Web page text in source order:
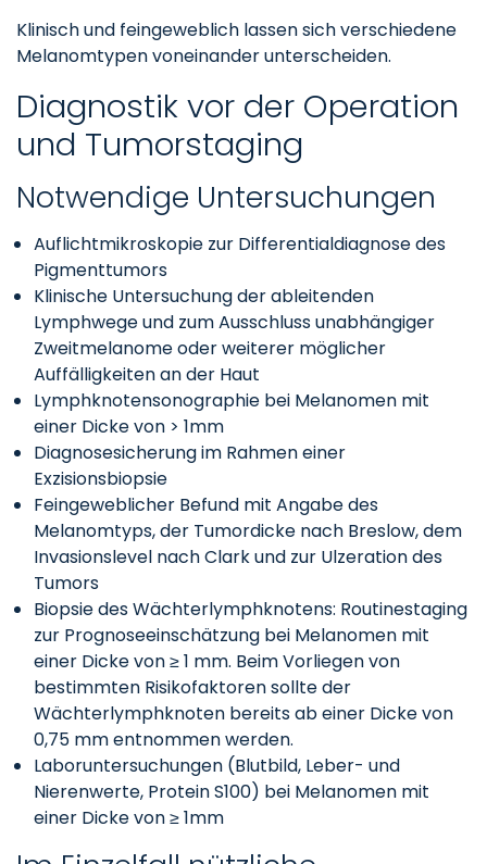
Klinisch und feingeweblich lassen sich verschiedene
Melanomtypen voneinander unterscheiden.
Diagnostik vor der Operation
und Tumorstaging
Notwendige Untersuchungen
Auflichtmikroskopie zur Differentialdiagnose des
Pigmenttumors
Klinische Untersuchung der ableitenden
Lymphwege und zum Ausschluss unabhängiger
Zweitmelanome oder weiterer möglicher
Auffälligkeiten an der Haut
Lymphknotensonographie bei Melanomen mit
einer Dicke von > 1mm
Diagnosesicherung im Rahmen einer
Exzisionsbiopsie
Feingeweblicher Befund mit Angabe des
Melanomtyps, der Tumordicke nach Breslow, dem
Invasionslevel nach Clark und zur Ulzeration des
Tumors
Biopsie des Wächterlymphknotens: Routinestaging
zur Prognoseeinschätzung bei Melanomen mit
einer Dicke von ≥ 1 mm. Beim Vorliegen von
bestimmten Risikofaktoren sollte der
Wächterlymphknoten bereits ab einer Dicke von
0,75 mm entnommen werden.
Laboruntersuchungen (Blutbild, Leber- und
Nierenwerte, Protein S100) bei Melanomen mit
einer Dicke von ≥ 1mm